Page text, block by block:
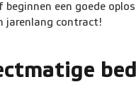
beginnen een goede
jarenlang contract!